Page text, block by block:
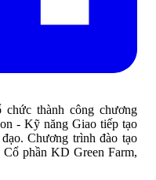
thành công chương
- Kỹ năng Giao tiếp tạo
Chương trình đào tạo
phần KD Green Farm,